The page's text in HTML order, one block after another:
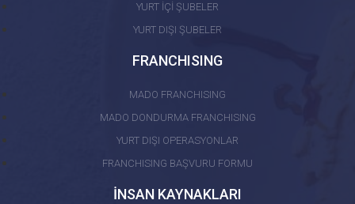
YURT İÇİ ŞUBELER
YURT DIŞI ŞUBELER
FRANCHISING
MADO FRANCHISING
MADO DONDURMA FRANCHISING
YURT DIŞI OPERASYONLAR
FRANCHISING BAŞVURU FORMU
İNSAN KAYNAKLARI